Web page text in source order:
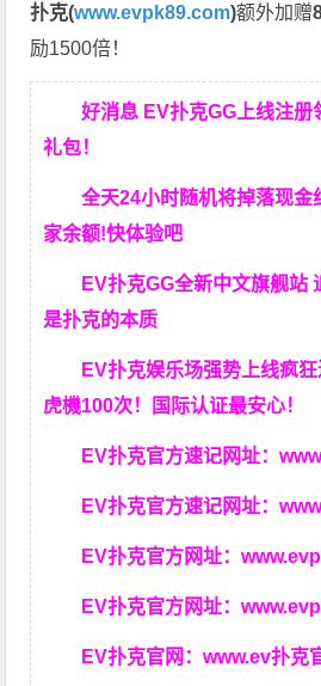
扑克(www.evpk89.com)额外加赠
励1500倍！
好消息 EV扑克GG上线注册
礼包！
全天24小时随机将掉落现金
家余额!快体验吧
EV扑克GG全新中文旗舰站
是扑克的本质
EV扑克娱乐场强势上线疯
虎機100次！国际认证最安心！
EV扑克官方速记网址：
EV扑克官方速记网址：
EV扑克官方网址：
EV扑克官方网址：
EV扑克官网：www.ev扑克